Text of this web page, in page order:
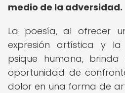
medio de la adversidad.
La poesía, al ofrecer
expresión artística y
psique humana,
oportunidad de
dolor en una forma de